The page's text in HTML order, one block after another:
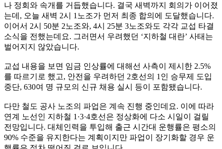
나 정회와 속개를 거듭했습니다. 결국 새벽까지 회의가 이어졌
는데, 오늘 새벽 2시 1노조가 먼저 최종 합의에 도달했습니다.
이어서 2시 50분 2노조와, 4시 25분 3노조와도 각각 교섭 타결
소식을 전했는데요. 그러면서 우려했던 ‘지하철 대란’ 사태는
벌어지지 않았습니다.
교섭 내용을 보면 임금 인상률에 대해선 사측이 제시한 2.5%
를 따르기로 했고, 안전을 우려하던 2호선의 1인 승무제 도입
중단, 630여 명 규모의 신규 채용 실시 등이 포함됐습니다.
다만 철도 공사 노조의 파업은 계속 진행 중인데요. 이에 따라
연계 노선인 지하철 1·3·4호선은 정상화에 다소 시일이 걸릴
전망입니다. 대체인력을 투입해 출근 시간대 운행률은 평소의
90% 수준을 유지한다는 계획이지만 파업이 장기화할 경우 운